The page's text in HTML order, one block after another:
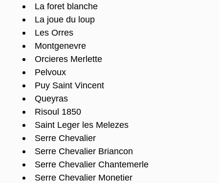
La foret blanche
La joue du loup
Les Orres
Montgenevre
Orcieres Merlette
Pelvoux
Puy Saint Vincent
Queyras
Risoul 1850
Saint Leger les Melezes
Serre Chevalier
Serre Chevalier Briancon
Serre Chevalier Chantemerle
Serre Chevalier Monetier